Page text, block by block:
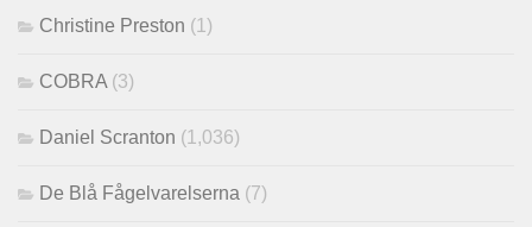
Christine Preston (1)
COBRA (3)
Daniel Scranton (1,036)
De Blå Fågelvarelserna (7)